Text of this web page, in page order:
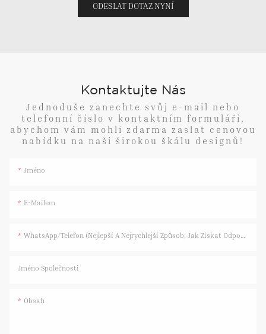
ODESLAT DOTAZ NYNÍ
Kontaktujte Nás
Jednoduše zanechte svůj e-mail nebo
telefonní číslo v kontaktním formuláři,
abychom vám mohli zdarma zaslat cenovou
nabídku na naši širokou škálu designů!
Jméno
E-Mailem
WhatsApp/telefon (nejlepší A Nejrychlejší Způsob, Jak Získat Odpověď)
Jméno Společnosti
Obsah